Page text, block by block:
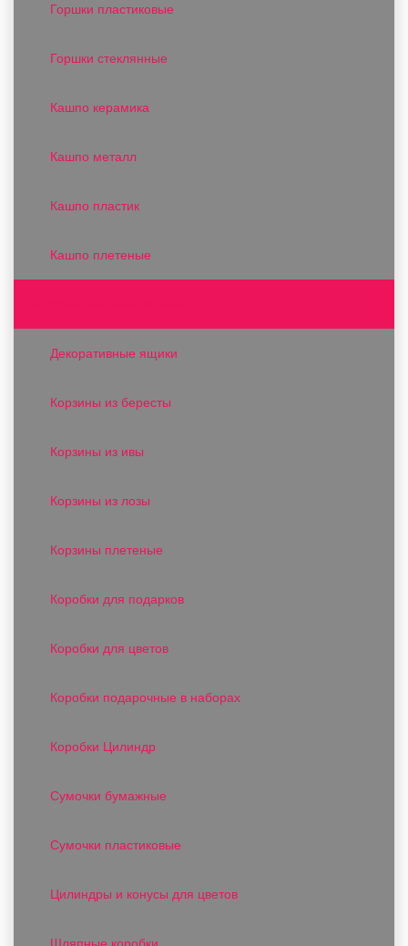
Горшки пластиковые
Горшки стеклянные
Кашпо керамика
Кашпо металл
Кашпо пластик
Кашпо плетеные
Декоративные ящики
Корзины из бересты
Корзины из ивы
Корзины из лозы
Корзины плетеные
Коробки для подарков
Коробки для цветов
Коробки подарочные в наборах
Коробки Цилиндр
Сумочки бумажные
Сумочки пластиковые
Цилиндры и конусы для цветов
Шляпные коробки